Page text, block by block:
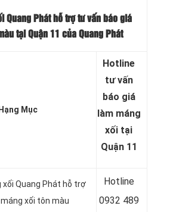
Quang Phát hỗ trợ tư vấn báo giá
tại Quận 11 của Quang Phát
Hạng Mục
Hotline
tư vấn
báo giá
làm máng
xối tại
Quận 11
Quang Phát hỗ trợ
xối tôn màu
Hotline
0932 489